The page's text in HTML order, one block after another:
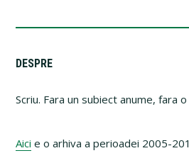
Primary
Sidebar
DESPRE
Scriu. Fara un subiect anume, fara
Aici e o arhiva a perioadei 2005-